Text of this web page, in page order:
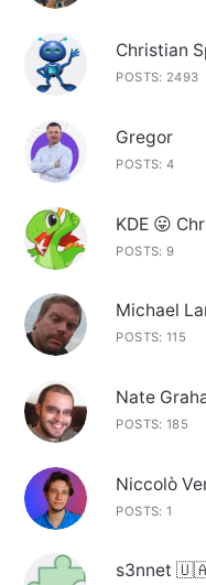
Christian
POSTS: 2493
Gregor
POSTS: 4
KDE 😛
POSTS: 9
Michael
POSTS: 115
Nate
POSTS: 185
Niccolò
POSTS: 1
s3nnet